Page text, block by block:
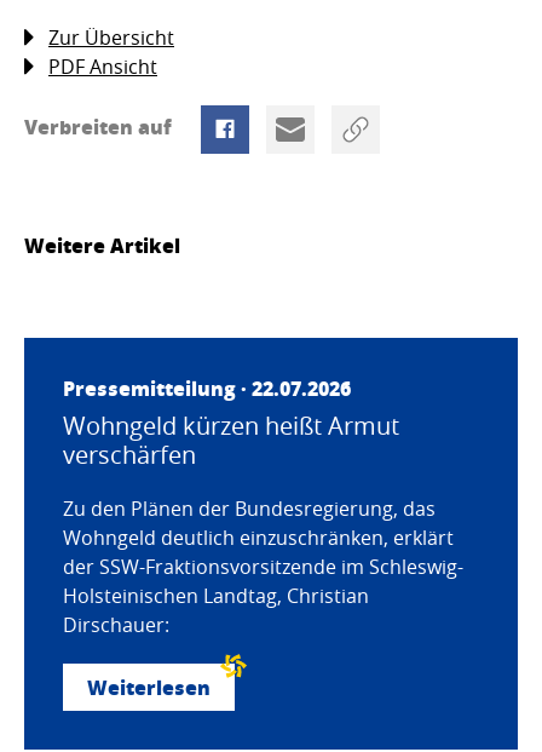
Zur Übersicht
PDF Ansicht
Verbreiten auf
Weitere Artikel
Pressemitteilung · 22.07.2026
Wohngeld kürzen heißt Armut
verschärfen
Zu den Plänen der Bundesregierung, das
Wohngeld deutlich einzuschränken, erklärt
der SSW-Fraktionsvorsitzende im Schleswig-
Holsteinischen Landtag, Christian
Dirschauer:
Weiterlesen